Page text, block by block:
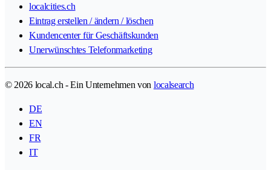
localcities.ch
Eintrag erstellen / ändern / löschen
Kundencenter für Geschäftskunden
Unerwünschtes Telefonmarketing
© 2026 local.ch - Ein Unternehmen von localsearch
DE
EN
FR
IT